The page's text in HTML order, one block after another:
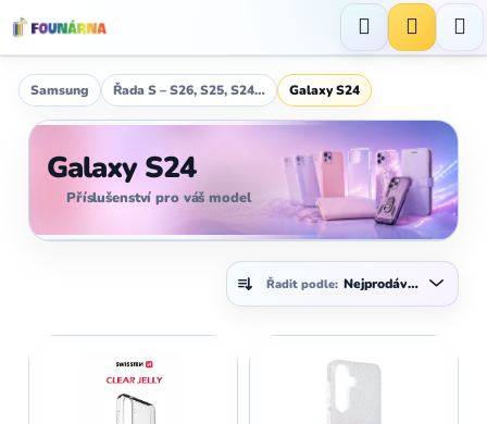
na
obsah
Hledat
Samsung Řada S – S26, S25, S24… Galaxy S24
Galaxy S24
Příslušenství pro váš model
Ř
a
e
Řadit podle: Nejprodávanější
ý